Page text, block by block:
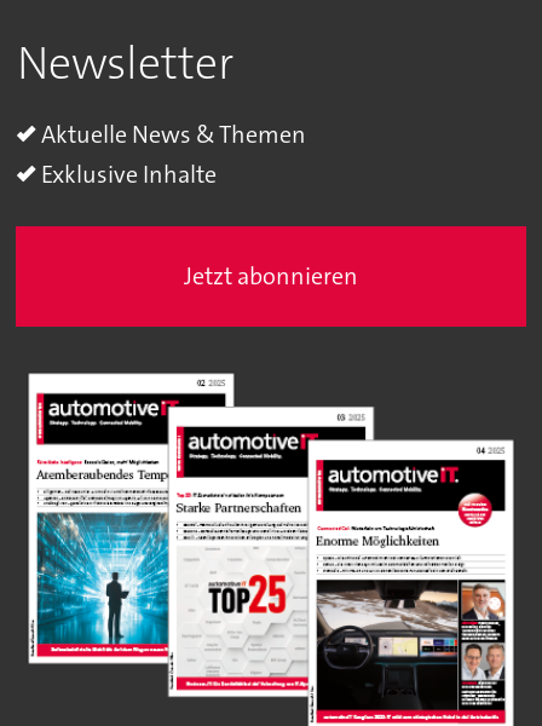
Newsletter
Aktuelle News & Themen
Exklusive Inhalte
Jetzt abonnieren